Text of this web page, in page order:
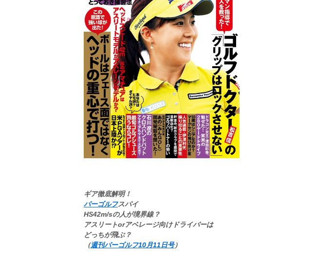
ギア徹底解明！
パーゴルフスパイ
HS42m/sの人が境界線？
アスリートorアベレージ向けドライバーは
どっちが飛ぶ？
（週刊パーゴルフ10月11日号）